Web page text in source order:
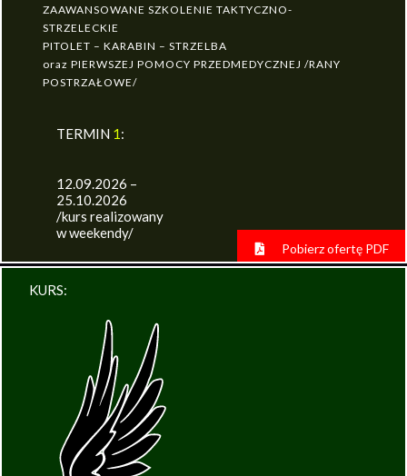
ZAAWANSOWANE SZKOLENIE TAKTYCZNO-
STRZELECKIE
PITOLET – KARABIN – STRZELBA
oraz PIERWSZEJ POMOCY PRZEDMEDYCZNEJ /RANY
POSTRZAŁOWE/
TERMIN 1:
12.09.2026 –
25.10.2026
/kurs realizowany
w weekendy/
Pobierz ofertę PDF
KURS: